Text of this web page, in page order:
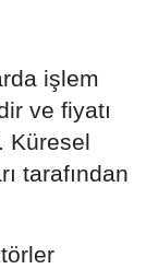
işlem
ve fiyatı
Küresel
tarafından